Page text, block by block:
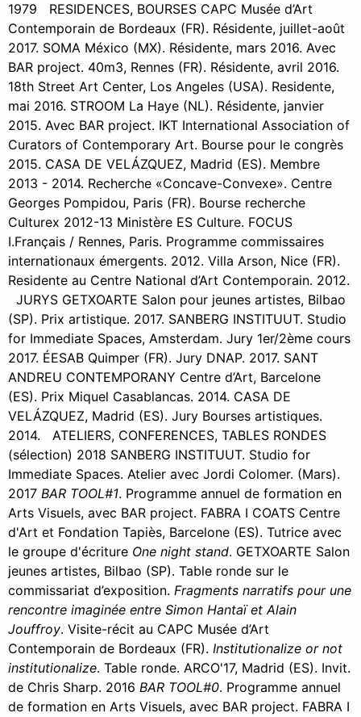
1979 RESIDENCES, BOURSES CAPC Musée d’Art
Contemporain de Bordeaux (FR). Résidente, juillet-août
2017. SOMA México (MX). Résidente, mars 2016. Avec
BAR project. 40m3, Rennes (FR). Résidente, avril 2016.
18th Street Art Center, Los Angeles (USA). Residente,
mai 2016. STROOM La Haye (NL). Résidente, janvier
2015. Avec BAR project. IKT International Association of
Curators of Contemporary Art. Bourse pour le congrès
2015. CASA DE VELÁZQUEZ, Madrid (ES). Membre
2013 - 2014. Recherche «Concave-Convexe». Centre
Georges Pompidou, Paris (FR). Bourse recherche
Culturex 2012-13 Ministère ES Culture. FOCUS
I.Français / Rennes, Paris. Programme commissaires
internationaux émergents. 2012. Villa Arson, Nice (FR).
Residente au Centre National d’Art Contemporain. 2012.
JURYS GETXOARTE Salon pour jeunes artistes, Bilbao
(SP). Prix artistique. 2017. SANBERG INSTITUUT. Studio
for Immediate Spaces, Amsterdam. Jury 1er/2ème cours
2017. ÉESAB Quimper (FR). Jury DNAP. 2017. SANT
ANDREU CONTEMPORANY Centre d’Art, Barcelone
(ES). Prix Miquel Casablancas. 2014. CASA DE
VELÁZQUEZ, Madrid (ES). Jury Bourses artistiques.
2014. ATELIERS, CONFERENCES, TABLES RONDES
(sélection) 2018 SANBERG INSTITUUT. Studio for
Immediate Spaces. Atelier avec Jordi Colomer. (Mars).
2017 BAR TOOL#1. Programme annuel de formation en
Arts Visuels, avec BAR project. FABRA I COATS Centre
d'Art et Fondation Tapiès, Barcelone (ES). Tutrice avec
le groupe d'écriture One night stand. GETXOARTE Salon
jeunes artistes, Bilbao (SP). Table ronde sur le
commissariat d’exposition. Fragments narratifs pour une
rencontre imaginée entre Simon Hantaï et Alain
Jouffroy. Visite-récit au CAPC Musée d’Art
Contemporain de Bordeaux (FR). Institutionalize or not
institutionalize. Table ronde. ARCO'17, Madrid (ES). Invit.
de Chris Sharp. 2016 BAR TOOL#0. Programme annuel
de formation en Arts Visuels, avec BAR project. FABRA I